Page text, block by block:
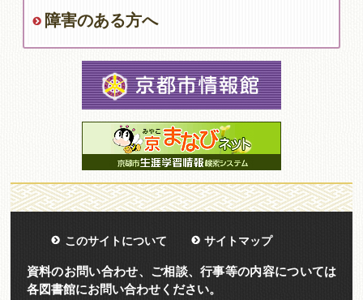
障害のある方へ
このサイトについて サイトマップ
資料のお問い合わせ、ご相談、行事等の内容については
各図書館にお問い合わせください。